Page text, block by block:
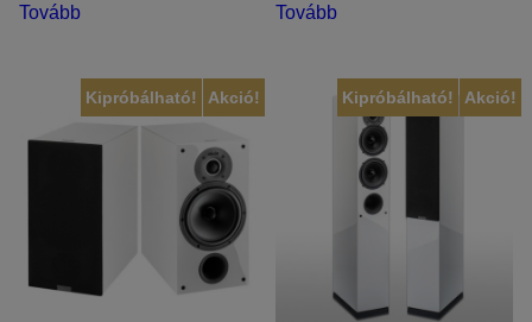
Tovább Tovább
Akció!
Kipróbálható! Akció!
Kipróbálható!